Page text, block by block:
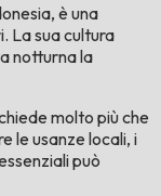
è una
La sua cultura
notturna la
molto più che
le usanze locali, i
può